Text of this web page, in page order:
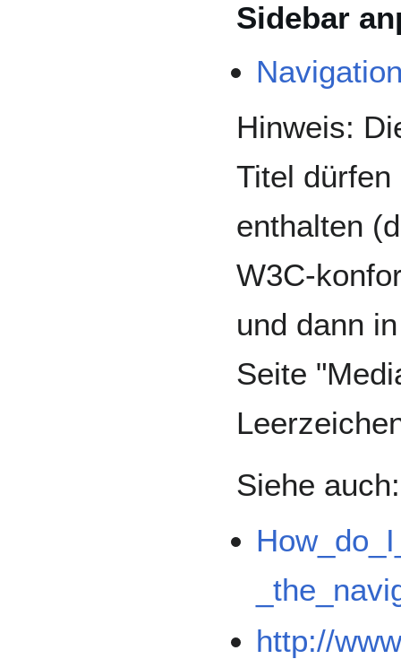
Sidebar
Hinweis:
Titel
enthalten
W3C-
und dann
Seite
Siehe auch:
http://